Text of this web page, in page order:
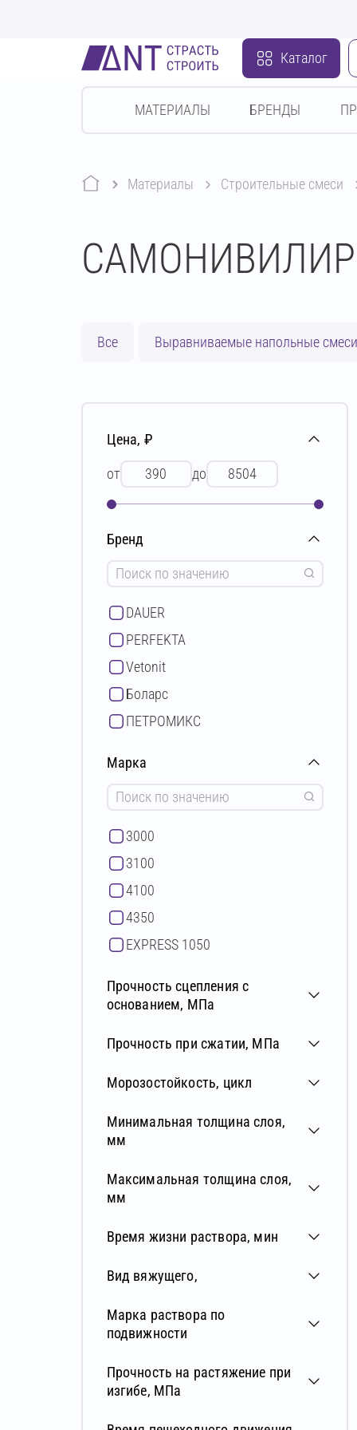
Каталог
МАТЕРИАЛЫ БРЕНДЫ
Материалы строительные смеси
Все Выравниваемые напольные
Цена, ₽
от до
Бренд
DAUER
PERFEKTA
Vetonit
Боларс
ПЕТРОМИКС
Марка
3000
3100
4100
4350
EXPRESS 1050
Industrial 4655
NF-06
без марки
СВ-1010
СВ-210 ОПТИМ
Флэтслой МН
Экофлор
PLATTER 57
Прочность сцепления с
основанием, МПа
Прочность при сжатии, МПа
Морозостойкость, цикл
Минимальная толщина слоя,
мм
Максимальная толщина слоя,
мм
Время жизни раствора, мин
Вид вяжущего,
Марка раствора по
подвижности
Прочность на растяжение при
изгибе, МПа